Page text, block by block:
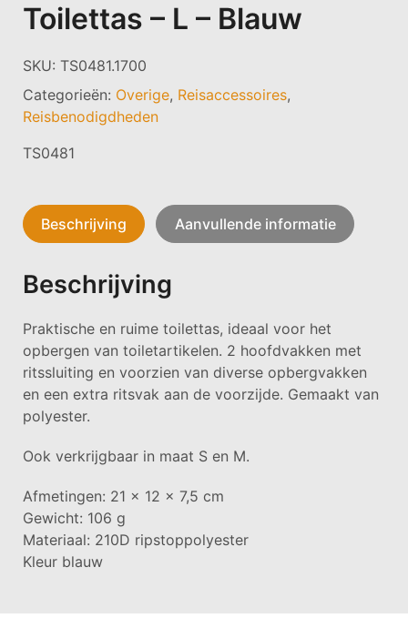
Toilettas – L – Blauw
SKU: TS0481.1700
Categorieën: Overige, Reisaccessoires,
Reisbenodigdheden
TS0481
Beschrijving Aanvullende informatie
Beschrijving
Praktische en ruime toilettas, ideaal voor het
opbergen van toiletartikelen. 2 hoofdvakken met
ritssluiting en voorzien van diverse opbergvakken
en een extra ritsvak aan de voorzijde. Gemaakt van
polyester.
Ook verkrijgbaar in maat S en M.
Afmetingen: 21 x 12 x 7,5 cm
Gewicht: 106 g
Materiaal: 210D ripstoppolyester
Kleur blauw